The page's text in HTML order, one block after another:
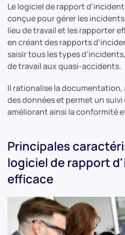
Le logiciel de rapport
conçue pour gérer les
lieu de travail et les rapporter
en créant des rapports
saisir tous les types
de travail aux quasi-accidents.
Il rationalise la documentation,
des données et permet un
améliorant ainsi la conformité
Principales
logiciel de rapport
efficace